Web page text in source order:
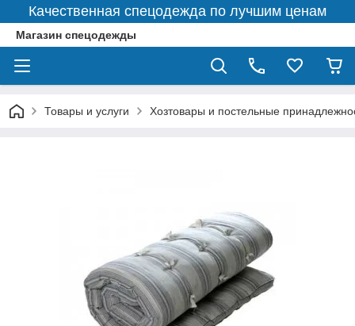
Качественная спецодежда по лучшим ценам
Магазин спецодежды
Товары и услуги Хозтовары и постельные